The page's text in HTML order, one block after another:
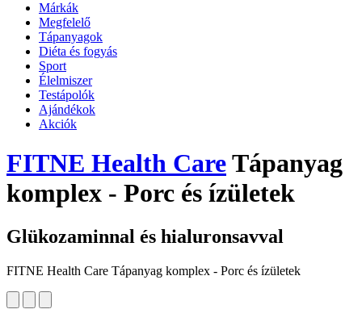
Márkák
Megfelelő
Tápanyagok
Diéta és fogyás
Sport
Élelmiszer
Testápolók
Ajándékok
Akciók
FITNE Health CareTápanyag
komplex - Porc és ízületek
Glükozaminnal és hialuronsavval
FITNE Health Care Tápanyag komplex - Porc és ízületek